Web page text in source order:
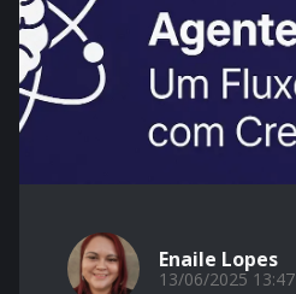
Enaile Lopes
13/06/2025 13:47